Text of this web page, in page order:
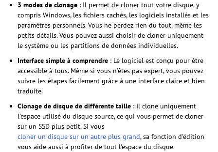
3 modes de clonage : Il permet de cloner tout votre disque, y
compris Windows, les fichiers cachés, les logiciels installés et les
paramètres personnels. Vous ne perdez rien du tout, même les
petits détails. Vous pouvez aussi choisir de cloner uniquement
le système ou les partitions de données individuelles.
Interface simple à comprendre : Le logiciel est conçu pour être
accessible à tous. Même si vous n’êtes pas expert, vous pouvez
suivre les étapes facilement grâce à une interface claire et bien
traduite.
Clonage de disque de différente taille : Il clone uniquement
l'espace utilisé du disque source, ce qui vous permet de cloner
sur un SSD plus petit. Si vous
cloner un disque sur un autre plus grand, sa fonction d'édition
vous aide aussi à profiter de tout l'espace du disque